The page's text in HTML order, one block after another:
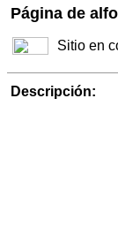
Página de
Sitio en
Descripción: